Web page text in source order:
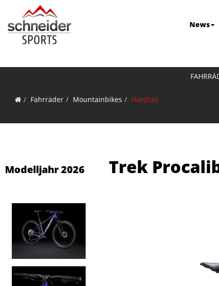
News
Fahrräder Mountainbikes Hardtail
Modelljahr 2026 Trek